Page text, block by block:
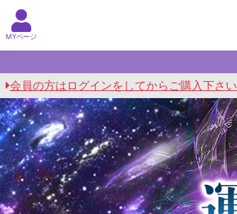
MYページ
会員の方はログインをしてからご購入下さい